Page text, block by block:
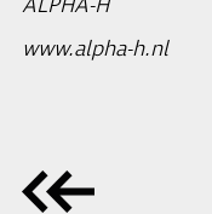
ALPHA-H
www.alpha-h.nl